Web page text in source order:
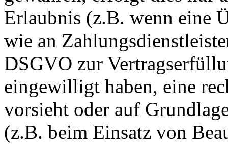
Erlaubnis (z.B. wenn eine
wie an
DSGVO zur
eingewilligt haben, eine
vorsieht oder auf
(z.B. beim Einsatz von